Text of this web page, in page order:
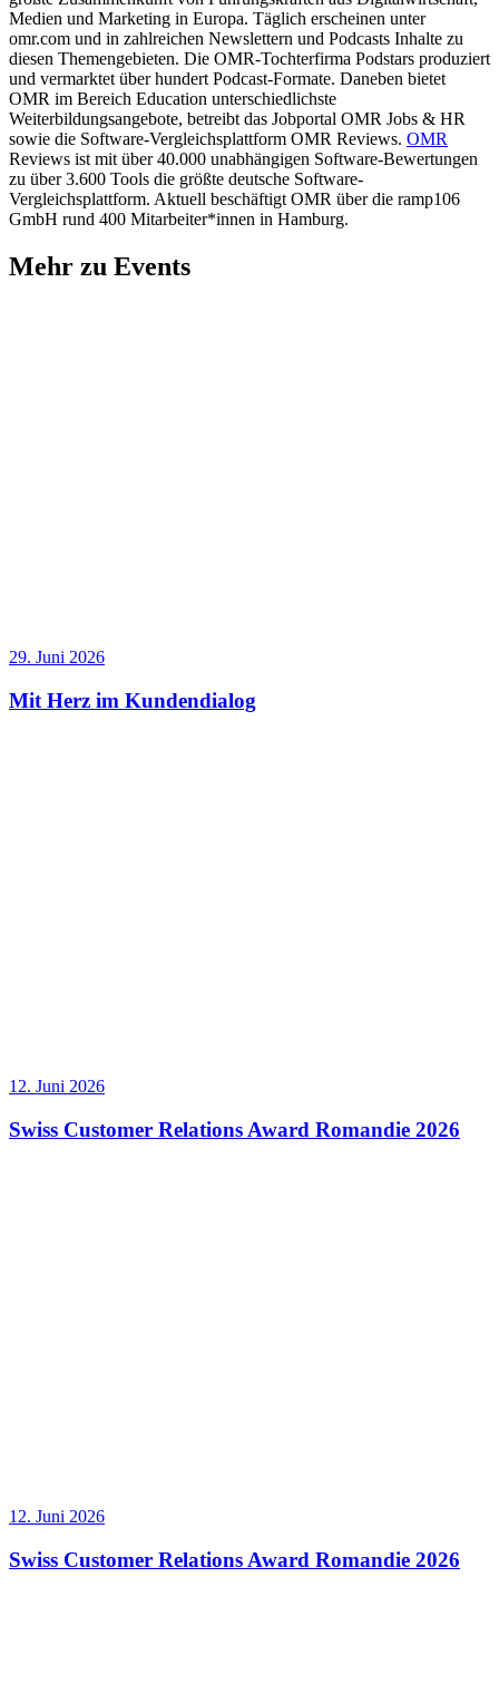
Medien und Marketing in Europa. Täglich erscheinen unter
omr.com und in zahlreichen Newslettern und Podcasts Inhalte zu
diesen Themengebieten. Die OMR-Tochterfirma Podstars produziert
und vermarktet über hundert Podcast-Formate. Daneben bietet
OMR im Bereich Education unterschiedlichste
Weiterbildungsangebote, betreibt das Jobportal OMR Jobs & HR
sowie die Software-Vergleichsplattform OMR Reviews. OMR
Reviews ist mit über 40.000 unabhängigen Software-Bewertungen
zu über 3.600 Tools die größte deutsche Software-
Vergleichsplattform. Aktuell beschäftigt OMR über die ramp106
GmbH rund 400 Mitarbeiter*innen in Hamburg.
Mehr zu Events
29. Juni 2026
Mit Herz im Kundendialog
12. Juni 2026
Swiss Customer Relations Award Romandie 2026
12. Juni 2026
Swiss Customer Relations Award Romandie 2026